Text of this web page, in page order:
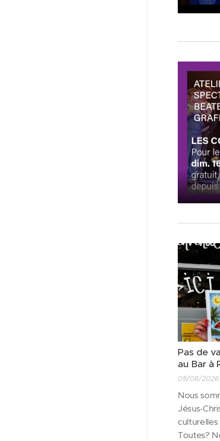
Pas de
au Bar à
05/08/2026
Nous
Jésus-
Toutes?